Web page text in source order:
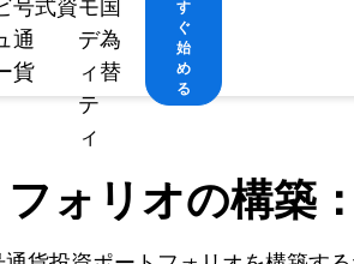
号
通
貨
式資モ
デ
ィ
テ
ィ
国
為
替
す
ぐ
始
め
る
ォリオの構築